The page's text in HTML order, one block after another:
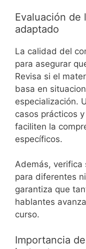
Evaluación de
adaptado
La calidad del
para asegurar
Revisa si el
basa en
especialización.
casos prácticos
faciliten la
específicos.
Además, verifica
para diferentes
garantiza que
hablantes
curso.
Importancia